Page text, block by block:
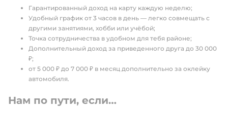
Гарантированный доход на карту каждую неделю;
Удобный график от 3 часов в день — легко совмещать с
другими занятиями, хобби или учёбой;
Точка сотрудничества в удобном для тебя районе;
Дополнительный доход за приведенного друга до 30 000
₽;
от 5 000 ₽ до 7 000 ₽ в месяц дополнительно за оклейку
автомобиля.
Нам по пути, если…